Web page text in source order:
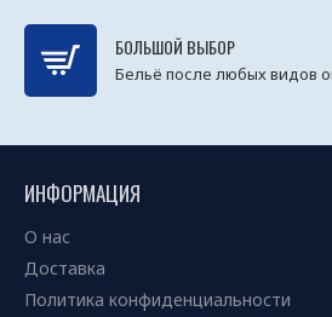
БОЛЬШОЙ ВЫБОР
Бельё после любых видов
ИНФОРМАЦИЯ
О нас
Доставка
Политика конфиденциальности